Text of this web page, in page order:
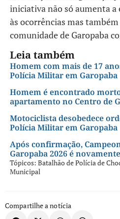
iniciativa não só aumenta a
às ocorrências mas
comunidade de Garopaba
Leia também
Homem com mais de 17
Polícia Militar em Garopaba
Homem é encontrado
apartamento no Centro de
Motociclista desobedece
Polícia Militar em Garopaba
Após confirmação,
Garopaba 2026 é
Tópicos: Batalhão de Polícia de
Municipal
Compartilhe a notícia